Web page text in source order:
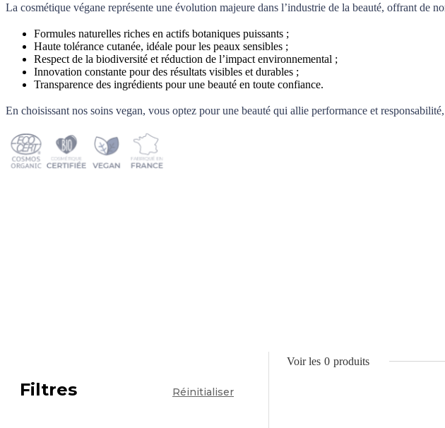
La cosmétique végane représente une évolution majeure dans l’industrie de la beauté, offrant de
Formules naturelles riches en actifs botaniques puissants ;
Haute tolérance cutanée, idéale pour les peaux sensibles ;
Respect de la biodiversité et réduction de l’impact environnemental ;
Innovation constante pour des résultats visibles et durables ;
Transparence des ingrédients pour une beauté en toute confiance.
En choisissant nos soins vegan, vous optez pour une beauté qui allie performance et
Filtres Réinitialiser
Voir les 0 produits